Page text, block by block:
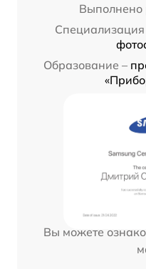
Выполнено
Специализация
Образование –
Вы можете